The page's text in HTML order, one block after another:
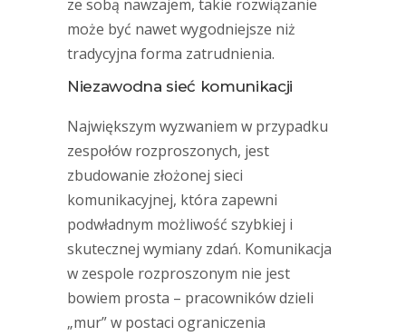
ze sobą nawzajem, takie rozwiązanie
może być nawet wygodniejsze niż
tradycyjna forma zatrudnienia.
Niezawodna sieć komunikacji
Największym wyzwaniem w przypadku
zespołów rozproszonych, jest
zbudowanie złożonej sieci
komunikacyjnej, która zapewni
podwładnym możliwość szybkiej i
skutecznej wymiany zdań. Komunikacja
w zespole rozproszonym nie jest
bowiem prosta – pracowników dzieli
„mur” w postaci ograniczenia